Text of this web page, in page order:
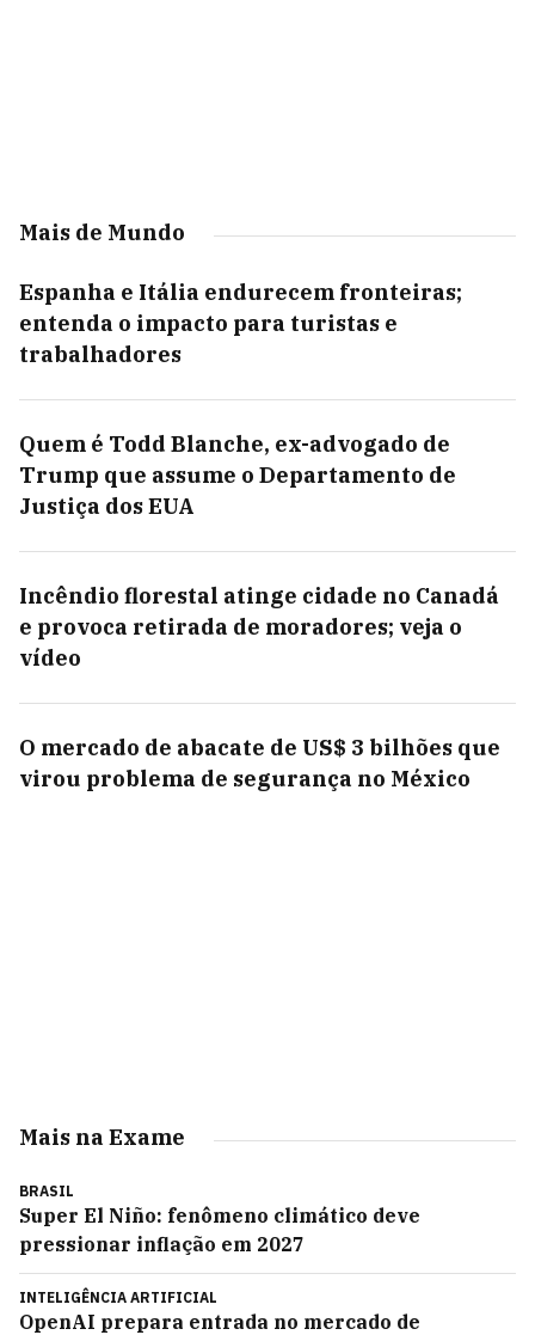
Mais de Mundo
Espanha e Itália endurecem fronteiras;
entenda o impacto para turistas e
trabalhadores
Quem é Todd Blanche, ex-advogado de
Trump que assume o Departamento de
Justiça dos EUA
Incêndio florestal atinge cidade no Canadá
e provoca retirada de moradores; veja o
vídeo
O mercado de abacate de US$ 3 bilhões que
virou problema de segurança no México
Mais na Exame
BRASIL
Super El Niño: fenômeno climático deve
pressionar inflação em 2027
INTELIGÊNCIA ARTIFICIAL
OpenAI prepara entrada no mercado de